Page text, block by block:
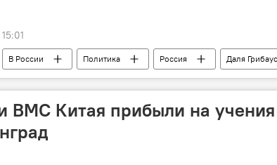
В России Политика Россия
Даля
МИД РФ Tobruq legacy-2017 ЗРК Patriot
ВМС Китая прибыли на